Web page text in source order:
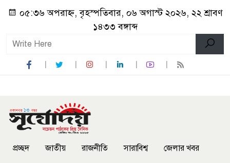
০৫:৩৬ অপরাহ্ন, বৃহস্পতিবার, ০৬ অগাস্ট ২০২৬, ২২ শ্রাবণ
১৪৩৩ বঙ্গাব্দ
প্রচ্ছদ জাতীয় রাজনীতি সারাবিশ্ব জেলার খবর